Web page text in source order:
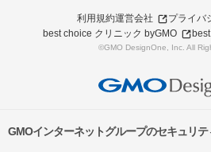
利用規約運営会社
プライバ
best choice クリニック byGMO
©GMO DesignOne, Inc. All
GMOインターネットグループのセキュリ